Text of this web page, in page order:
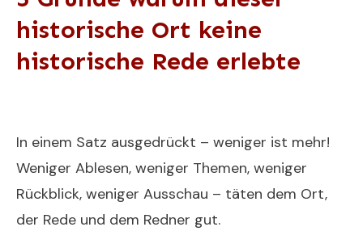
historische Ort keine
historische Rede erlebte
In einem Satz ausgedrückt – weniger ist mehr!
Weniger Ablesen, weniger Themen, weniger
Rückblick, weniger Ausschau – täten dem Ort,
der Rede und dem Redner gut.